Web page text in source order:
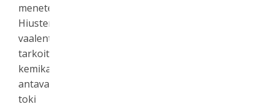
menetelmillä?
Hiusten
vaalentamiseen
tarkoitetut
kemikaalit
antavat
toki